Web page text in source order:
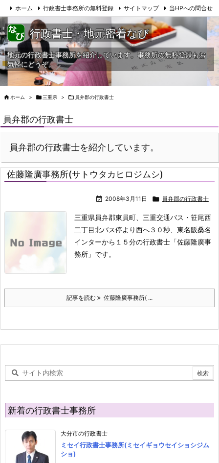
ホーム 行政書士事務所の無料登録 サイトマップ 当HPへの問合せ
行政書士・地元密着なび
地元の行政書士事務所を紹介しています。事務所の無料登録もお
気軽にどうぞ。
 ホーム >  三重県 >  員弁郡の行政書士
員弁郡の行政書士
員弁郡の行政書士を紹介しています。
佐藤隆廣事務所(サトウタカヒロジムシ)
 2008年3月11日  員弁郡の行政書士
三重県員弁郡東員町、三重交通バス・笹尾西
二丁目北バス停より西へ３０秒、東名阪桑名
インターから１５分の行政書士「佐藤隆廣事
務所」です。
記事を読む 佐藤隆廣事務所( ...
新着の行政書士事務所
大分市の行政書士
ミセイ行政書士事務所(ミセイギョウセイショシジム
ショ)